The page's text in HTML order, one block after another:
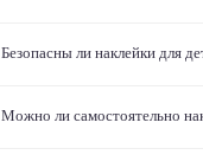
Безопасны ли наклейки для
Можно ли самостоятельно